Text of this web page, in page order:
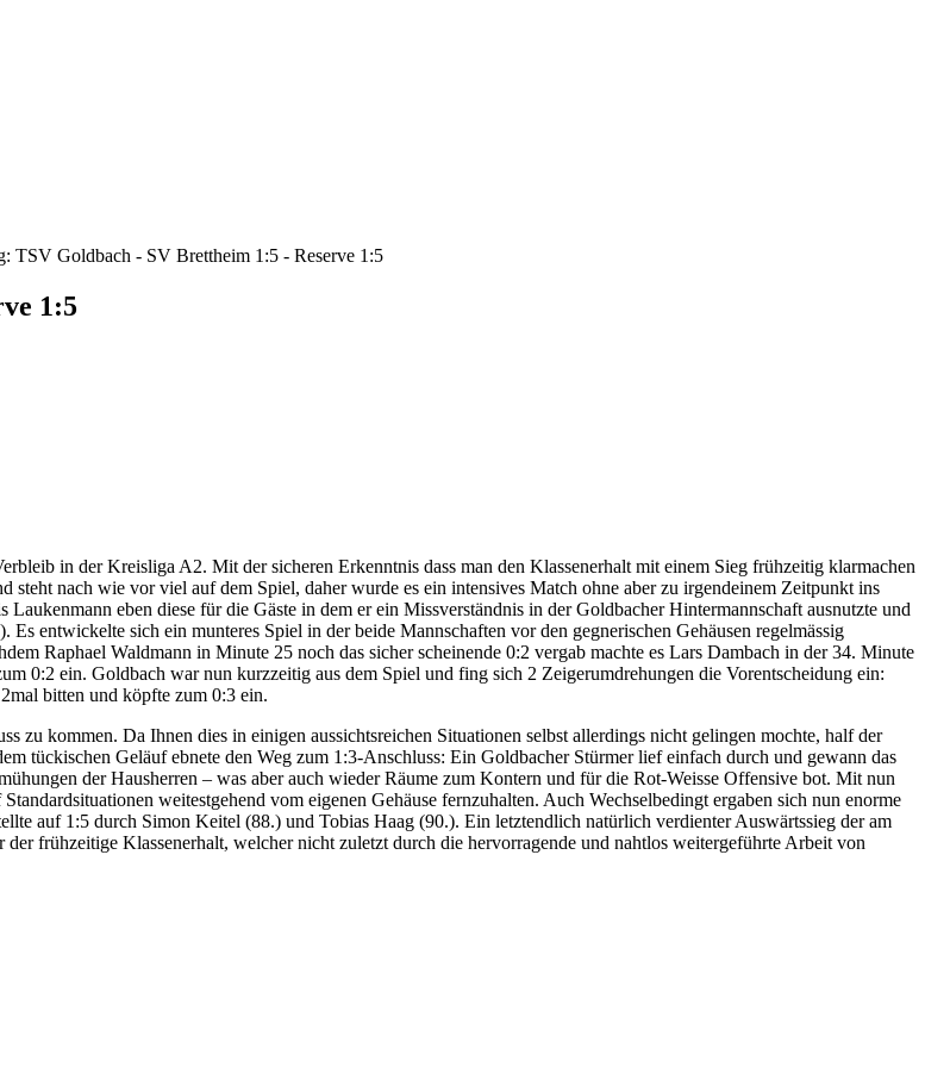
TSV Goldbach - SV Brettheim 1:5 - Reserve 1:5
1:5
in der Kreisliga A2. Mit der sicheren Erkenntnis dass man den Klassenerhalt mit einem Sieg frühzeitig klarmachen
nach wie vor viel auf dem Spiel, daher wurde es ein intensives Match ohne aber zu irgendeinem Zeitpunkt ins
eben diese für die Gäste in dem er ein Missverständnis in der Goldbacher Hintermannschaft ausnutzte und
entwickelte sich ein munteres Spiel in der beide Mannschaften vor den gegnerischen Gehäusen regelmässig
Raphael Waldmann in Minute 25 noch das sicher scheinende 0:2 vergab machte es Lars Dambach in der 34. Minute
0:2 ein. Goldbach war nun kurzzeitig aus dem Spiel und fing sich 2 Zeigerumdrehungen die Vorentscheidung ein:
bitten und köpfte zum 0:3 ein.
zu kommen. Da Ihnen dies in einigen aussichtsreichen Situationen selbst allerdings nicht gelingen mochte, half der
tückischen Geläuf ebnete den Weg zum 1:3-Anschluss: Ein Goldbacher Stürmer lief einfach durch und gewann das
der Hausherren – was aber auch wieder Räume zum Kontern und für die Rot-Weisse Offensive bot. Mit nun
weitestgehend vom eigenen Gehäuse fernzuhalten. Auch Wechselbedingt ergaben sich nun enorme
auf 1:5 durch Simon Keitel (88.) und Tobias Haag (90.). Ein letztendlich natürlich verdienter Auswärtssieg der am
frühzeitige Klassenerhalt, welcher nicht zuletzt durch die hervorragende und nahtlos weitergeführte Arbeit von